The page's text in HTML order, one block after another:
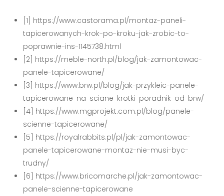
[1] https://www.castorama.pl/montaz-paneli-
tapicerowanych-krok-po-kroku-jak-zrobic-to-
poprawnie-ins-1145738.html
[2] https://meble-north.pl/blog/jak-zamontowac-
panele-tapicerowane/
[3] https://www.brw.pl/blog/jak-przykleic-panele-
tapicerowane-na-sciane-krotki-poradnik-od-brw/
[4] https://www.mgprojekt.com.pl/blog/panele-
scienne-tapicerowane/
[5] https://royalrabbits.pl/pl/jak-zamontowac-
panele-tapicerowane-montaz-nie-musi-byc-
trudny/
[6] https://www.bricomarche.pl/jak-zamontowac-
panele-scienne-tapicerowane